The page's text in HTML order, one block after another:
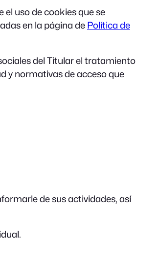
uso de cookies que se
en la página de Política de
del Titular el tratamiento
y normativas de acceso que
de sus actividades, así